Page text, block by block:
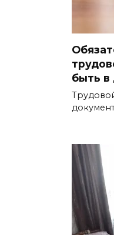
быть в